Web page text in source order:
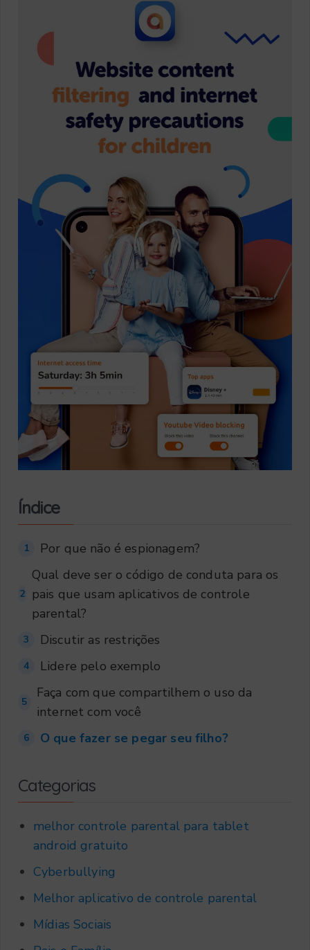
Índice
1 Por que não é espionagem?
2
Qual deve ser o código de conduta para os
pais que usam aplicativos de controle
parental?
3 Discutir as restrições
4 Lidere pelo exemplo
5
Faça com que compartilhem o uso da
internet com você
6 O que fazer se pegar seu filho?
Categorias
melhor controle parental para tablet
android gratuito
Cyberbullying
Melhor aplicativo de controle parental
Mídias Sociais